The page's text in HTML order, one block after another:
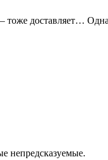
тоже доставляет…
непредсказуемые.